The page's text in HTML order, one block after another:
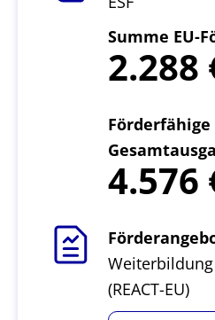
Summe EU-
2.288
Förderfähige
4.576
(REACT-EU)